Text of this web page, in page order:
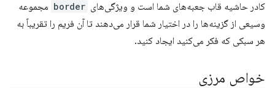
کادر حاشیه قاب جعبه‌های شما است و ویژگی‌های border مجموعه
وسیعی از گزینه‌ها را در اختیار شما قرار می‌دهند تا آن فریم را تقریباً به
هر سبکی که فکر می‌کنید ایجاد کنید.
خواص مرزی